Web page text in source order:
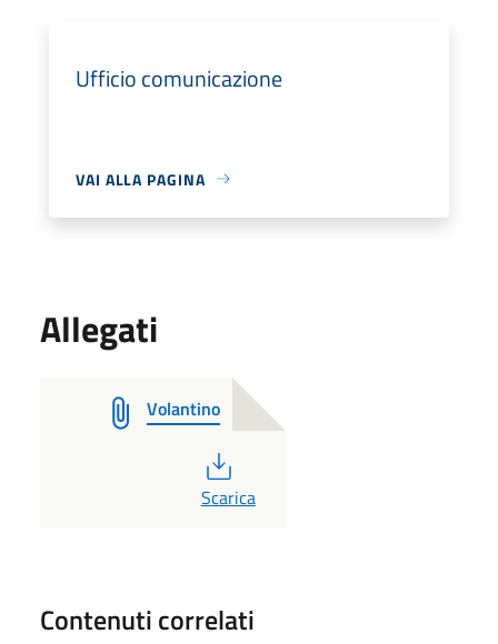
Ufficio comunicazione
VAI ALLA PAGINA
Allegati
Volantino
PDF
Scarica
Contenuti correlati